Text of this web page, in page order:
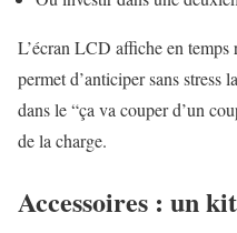
L’écran LCD affiche en temps
permet d’anticiper sans stress
dans le “ça va couper d’un
de la charge.
Accessoires : un